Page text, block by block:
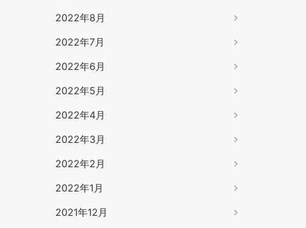
2022年8月
2022年7月
2022年6月
2022年5月
2022年4月
2022年3月
2022年2月
2022年1月
2021年12月